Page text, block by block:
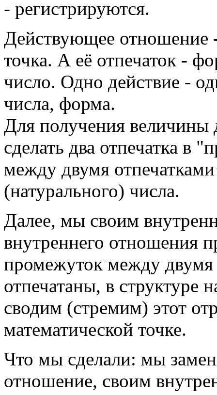
- регистрируются.
Действующее отношение -
точка. А её отпечаток -
число. Одно действие -
числа, форма.
Для получения
сделать два отпечатка в
между двумя
(натурального) числа.
Далее, мы своим
внутреннего отношения
промежуток между двумя
отпечатаны, в
сводим (стремим) этот
математической точке.
Что мы сделали: мы
отношение, своим